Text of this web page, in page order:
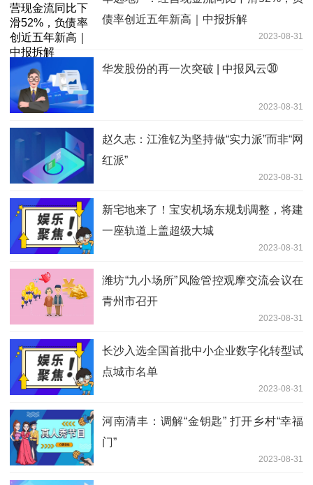
债率创近五年新高｜中报拆解
2023-08-31
华发股份的再一次突破 | 中报风云㉚
2023-08-31
赵久志：江淮钇为坚持做“实力派”而非“网
红派”
2023-08-31
新宅地来了！宝安机场东规划调整，将建
一座轨道上盖超级大城
2023-08-31
潍坊“九小场所”风险管控观摩交流会议在
青州市召开
2023-08-31
长沙入选全国首批中小企业数字化转型试
点城市名单
2023-08-31
河南清丰：调解“金钥匙” 打开乡村“幸福
门”
2023-08-31